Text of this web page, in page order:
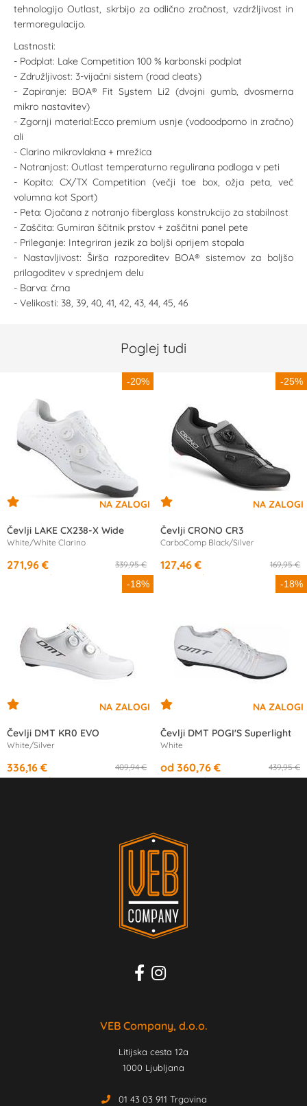
tehnologijo Outlast, skrbijo za odlično zračnost, vzdržljivost in
termoregulacijo.
Lastnosti:
- Podplat: Lake Competition 100 % karbonski podplat
- Združljivost: 3-vijačni sistem (road cleats)
- Zapiranje: BOA® Fit System Li2 (dvojni gumb, dvosmerna
mikro nastavitev)
- Zgornji material:Ecco premium usnje (vodoodporno in zračno)
ali
- Clarino mikrovlakna + mrežica
- Notranjost: Outlast temperaturno regulirana podloga v peti
- Kopito: CX/TX Competition (večji toe box, ožja peta, več
volumna kot Sport)
- Peta: Ojačana z notranjo fiberglass konstrukcijo za stabilnost
- Zaščita: Gumiran ščitnik prstov + zaščitni panel pete
- Prileganje: Integriran jezik za boljši oprijem stopala
- Nastavljivost: Širša razporeditev BOA® sistemov za boljšo
prilagoditev v sprednjem delu
- Barva: črna
- Velikosti: 38, 39, 40, 41, 42, 43, 44, 45, 46
Poglej tudi
-20%
Čevlji LAKE CX238-X Wide
White/White Clarino
339,95 €
271,96 €
/mesec
-25%
Čevlji CRONO CR3
CarboComp Black/Silver
169,95 €
127,46 €
/mesec
-18%
Čevlji DMT KR0 EVO
White/Silver
409,94 €
336,16 €
od11,37 €/mesec
-18%
Čevlji DMT POGI'S Superlight
White
439,95 €
od 360,76 €
od12,22 €/mesec
VEB Company, d.o.o.
Litijska cesta 12a
1000 Ljubljana
01 43 03 911 Trgovina